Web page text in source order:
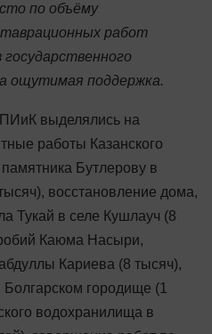
по объёму
работ
ощутимая поддержка.
выделялись на
работы Казанского
Бутлерову в
восстановление дома,
Тукай в селе Кушлауч (8
Каюма Насыри,
Кариева (8 тысяч),
городище (1
водохранилища в